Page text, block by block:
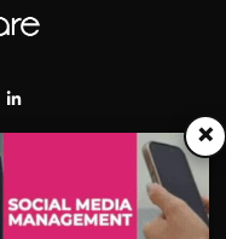
×
di Roma con autorizzazione
di S.P.E.N. Srl - P.IVA